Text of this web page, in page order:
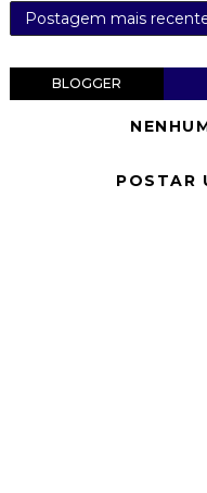
Postagem mais
BLOGGER
POSTAR